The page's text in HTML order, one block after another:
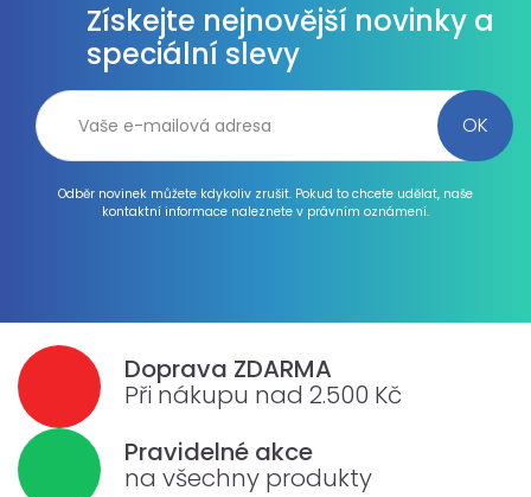
Získejte nejnovější novinky a
speciální slevy
Odběr novinek můžete kdykoliv zrušit. Pokud to chcete udělat, naše
kontaktní informace naleznete v právním oznámení.
Doprava ZDARMA
Při nákupu nad 2.500 Kč
Pravidelné akce
na všechny produkty